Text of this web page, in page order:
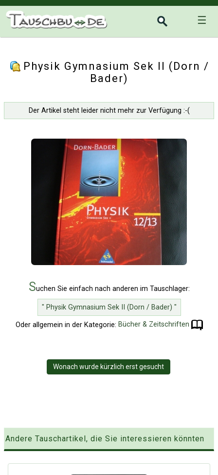
☰
Physik Gymnasium Sek II (Dorn /
Bader)
Der Artikel steht leider nicht mehr zur Verfügung :-(
Suchen Sie einfach nach anderen im Tauschlager:
" Physik Gymnasium Sek II (Dorn / Bader) "
Oder allgemein in der Kategorie: Bücher & Zeitschriften
Wonach wurde kürzlich erst gesucht
Andere Tauschartikel, die Sie interessieren könnten